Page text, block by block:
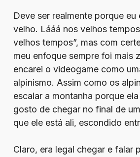
Deve ser realmente porque
velho. Lááá nos velhos
velhos tempos”, mas com
meu enfoque sempre foi mais
encarei o videogame como
alpinismo. Assim como os
escalar a montanha porque
gosto de chegar no final de
que ele está ali, escondido
Claro, era legal chegar e falar